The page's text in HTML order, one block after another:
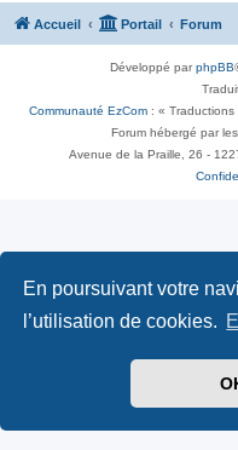
En poursuivant votre
l’utilisation de cookies.
Accueil Portail Forum
Développé parphpBB
Communauté EzCom : «
Forum hébergé par
Avenue de la Praille, 26 -